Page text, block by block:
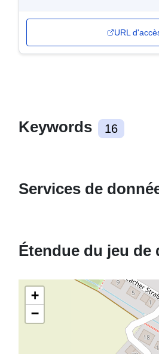
URL
Keywords 16
Services de
Étendue du jeu de
+
−